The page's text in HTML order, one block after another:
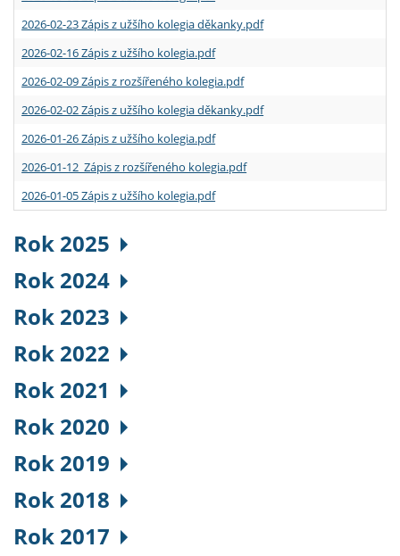
2026-02-23 Zápis z užšího kolegia děkanky.pdf
2026-02-16 Zápis z užšího kolegia.pdf
2026-02-09 Zápis z rozšířeného kolegia.pdf
2026-02-02 Zápis z užšího kolegia děkanky.pdf
2026-01-26 Zápis z užšího kolegia.pdf
2026-01-12 Zápis z rozšířeného kolegia.pdf
2026-01-05 Zápis z užšího kolegia.pdf
Rok 2025
Rok 2024
Rok 2023
Rok 2022
Rok 2021
Rok 2020
Rok 2019
Rok 2018
Rok 2017